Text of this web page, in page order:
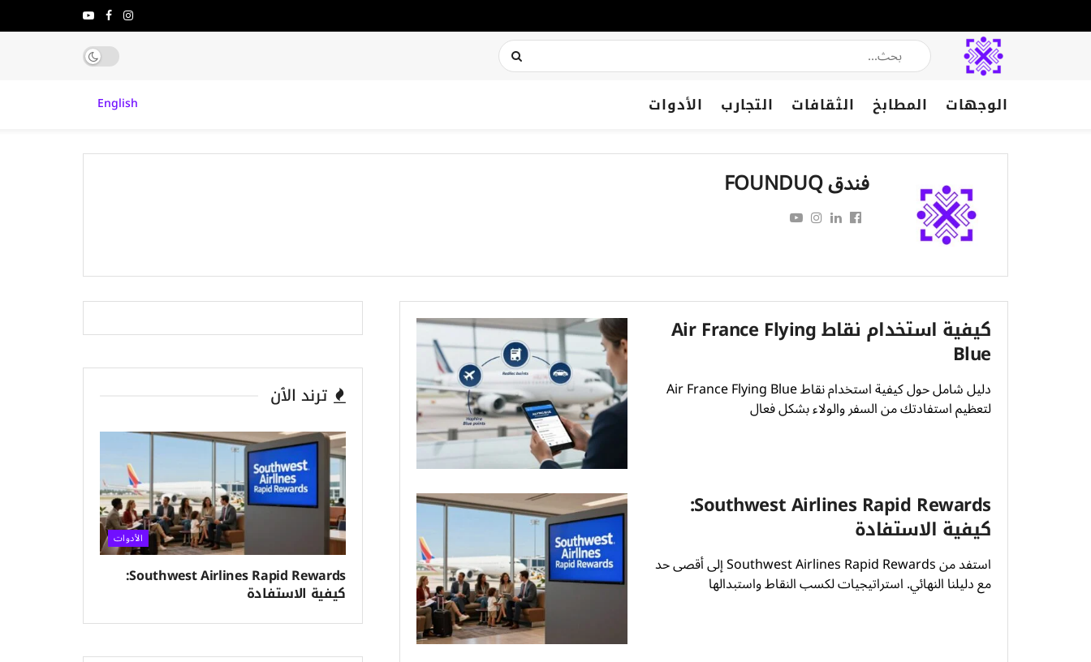
الوجهات المطابخ الثقافات التجارب الأدوات English
فندق FOUNDUQ
كيفية استخدام نقاط Air France Flying
Blue
دليل شامل حول كيفية استخدام نقاط Air France Flying Blue
لتعظيم استفادتك من السفر والولاء بشكل فعال
Southwest Airlines Rapid Rewards:
كيفية الاستفادة
استفد من Southwest Airlines Rapid Rewards إلى أقصى حد
مع دليلنا النهائي. استراتيجيات لكسب النقاط واستبدالها
ترند الٱن
الأدوات
Southwest Airlines Rapid Rewards:
كيفية الاستفادة